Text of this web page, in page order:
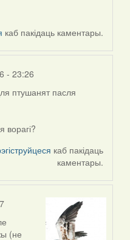
каб пакідаць каментары.
- 23:26
птушанят пасля
ворагі?
каб пакідаць
каментары.
(не